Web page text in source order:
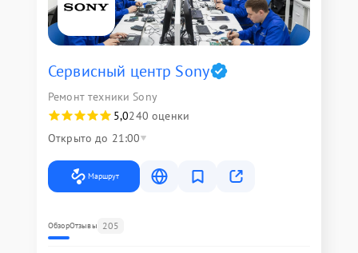
Сервисный центр Sony
Ремонт техники Sony
5,0240 оценки
Открыто до 21:00
Маршрут
ОбзорОтзывы 205